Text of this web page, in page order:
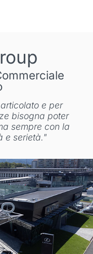
e per
bisogna poter
sempre con la
e serietà."